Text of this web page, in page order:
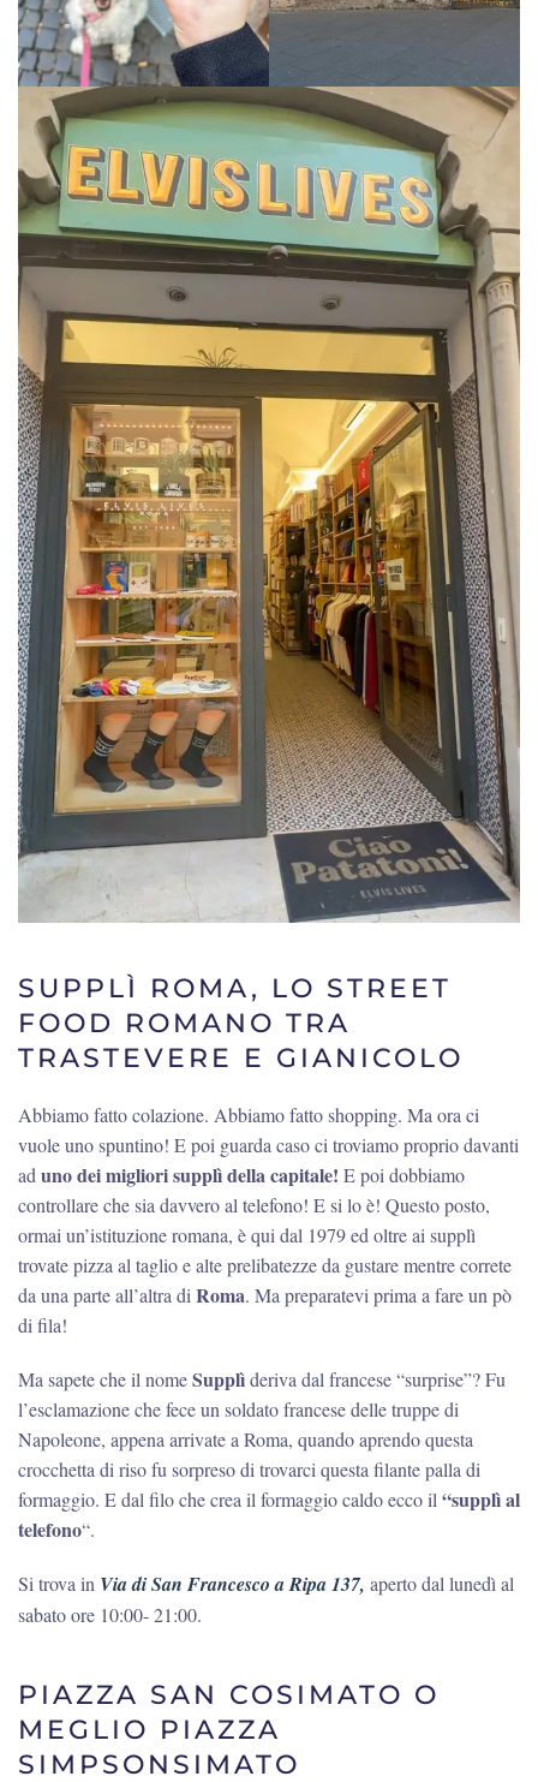
SUPPLÌ ROMA, LO STREET
FOOD ROMANO TRA
TRASTEVERE E GIANICOLO
Abbiamo fatto colazione. Abbiamo fatto shopping. Ma ora ci
vuole uno spuntino! E poi guarda caso ci troviamo proprio davanti
ad uno dei migliori supplì della capitale! E poi dobbiamo
controllare che sia davvero al telefono! E si lo è! Questo posto,
ormai un’istituzione romana, è qui dal 1979 ed oltre ai supplì
trovate pizza al taglio e alte prelibatezze da gustare mentre correte
da una parte all’altra di Roma. Ma preparatevi prima a fare un pò
di fila!
Ma sapete che il nomeSupplìderiva dal francese “surprise”? Fu
l’esclamazione che fece un soldato francese delle truppe di
Napoleone, appena arrivate a Roma, quando aprendo questa
crocchetta di riso fu sorpreso di trovarci questa filante palla di
formaggio. E dal filo che crea il formaggio caldo ecco il “supplì al
telefono“.
Si trova in Via di San Francesco a Ripa 137, aperto dal lunedì al
sabato ore 10:00- 21:00.
PIAZZA SAN COSIMATO O
MEGLIO PIAZZA
SIMPSONSIMATO